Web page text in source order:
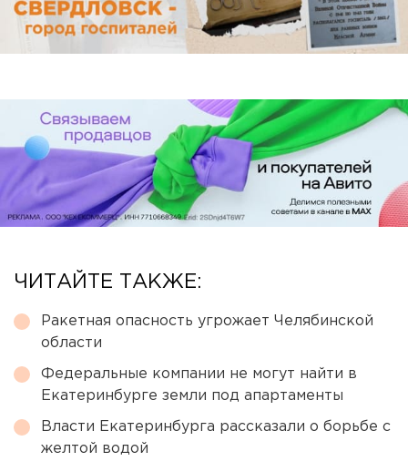
ЧИТАЙТЕ ТАКЖЕ:
Ракетная опасность угрожает Челябинской
области
Федеральные компании не могут найти в
Екатеринбурге земли под апартаменты
Власти Екатеринбурга рассказали о борьбе с
желтой водой